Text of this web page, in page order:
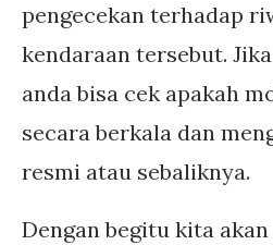
pengecekan terhadap
kendaraan tersebut.
anda bisa cek apakah
secara berkala dan
resmi atau sebaliknya.
Dengan begitu kita